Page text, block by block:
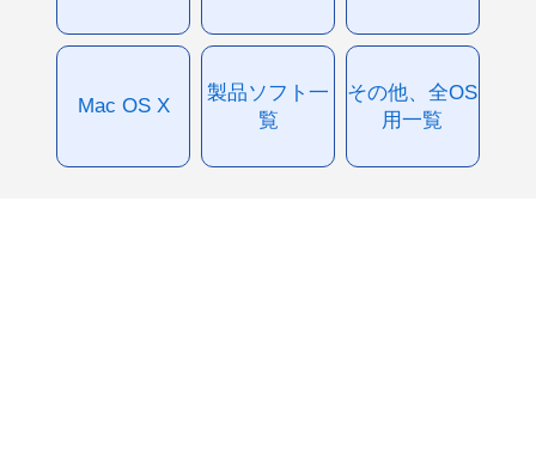
Mac OS X
製品ソフト一
覧
その他、全OS
用一覧